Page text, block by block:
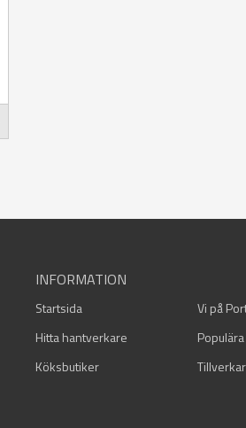
INFORMATION
Startsida Vi på
Hitta hantverkare
Köksbutiker